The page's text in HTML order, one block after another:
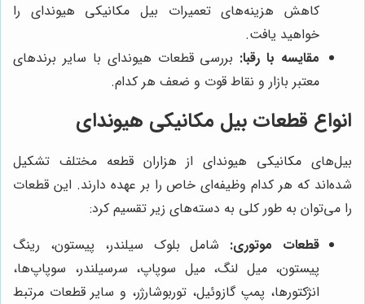
کاهش هزینه‌های تعمیرات بیل مکانیکی هیوندای را
خواهید یافت.
مقایسه با رقبا: بررسی قطعات هیوندای با سایر برندهای
معتبر بازار و نقاط قوت و ضعف هر کدام.
انواع قطعات بیل مکانیکی هیوندای
بیل‌های مکانیکی هیوندای از هزاران قطعه مختلف تشکیل
شده‌اند که هر کدام وظیفه‌ای خاص را بر عهده دارند. این قطعات
را می‌توان به طور کلی به دسته‌های زیر تقسیم کرد:
قطعات موتوری: شامل بلوک سیلندر، پیستون، رینگ
پیستون، میل لنگ، میل سوپاپ، سرسیلندر، سوپاپ‌ها،
انژکتورها، پمپ گازوئیل، توربوشارژر، و سایر قطعات مرتبط